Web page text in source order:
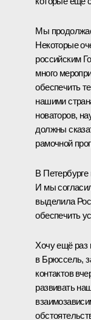
Мы
Некоторые
российским
много
обеспечить
нашими
новаторов,
должны
рамочной
В
И мы
выделила
обеспечить
Хочу ещё раз
в Брюссель,
контактов
развивать